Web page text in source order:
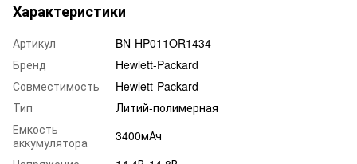
Характеристики
Артикул
BN-HP011OR1434
Бренд
Hewlett-Packard
Совместимость
Hewlett-Packard
Тип
Литий-полимерная
Емкость
аккумулятора
3400мАч